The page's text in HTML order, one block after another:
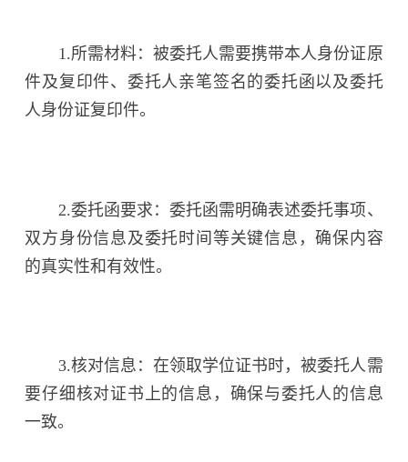
1.所需材料：被委托人需要携带本人身份证原
件及复印件、委托人亲笔签名的委托函以及委托
人身份证复印件。
2.委托函要求：委托函需明确表述委托事项、
双方身份信息及委托时间等关键信息，确保内容
的真实性和有效性。
3.核对信息：在领取学位证书时，被委托人需
要仔细核对证书上的信息，确保与委托人的信息
一致。